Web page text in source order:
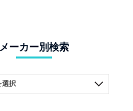
メーカー別検索